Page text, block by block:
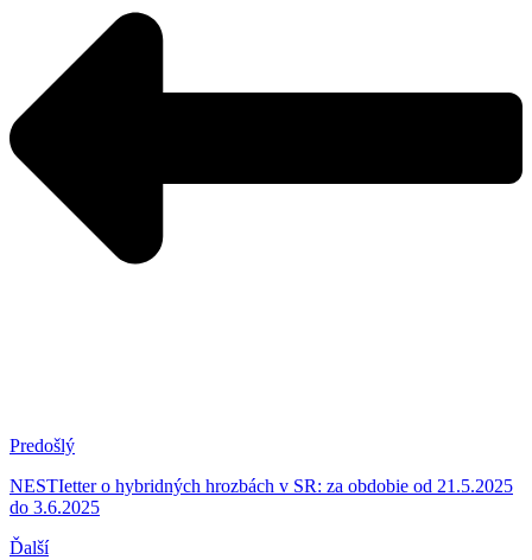
Predošlý
NESTIetter o hybridných hrozbách v SR: za obdobie od 21.5.2025
do 3.6.2025
Ďalší